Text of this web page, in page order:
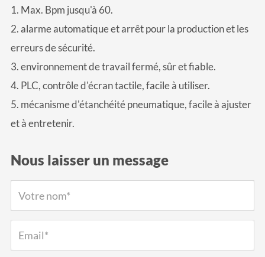
1. Max. Bpm jusqu'à 60.
2. alarme automatique et arrêt pour la production et les
erreurs de sécurité.
3. environnement de travail fermé, sûr et fiable.
4. PLC, contrôle d'écran tactile, facile à utiliser.
5. mécanisme d'étanchéité pneumatique, facile à ajuster
et à entretenir.
Nous laisser un message